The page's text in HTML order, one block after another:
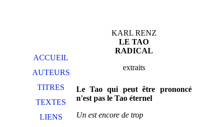
ACCUEIL
AUTEURS
TITRES
TEXTES
LIENS
KARL RENZ
LE TAO
RADICAL
extraits
Le Tao qui peut être prononcé
n'est pas le Tao éternel
Un est encore de trop